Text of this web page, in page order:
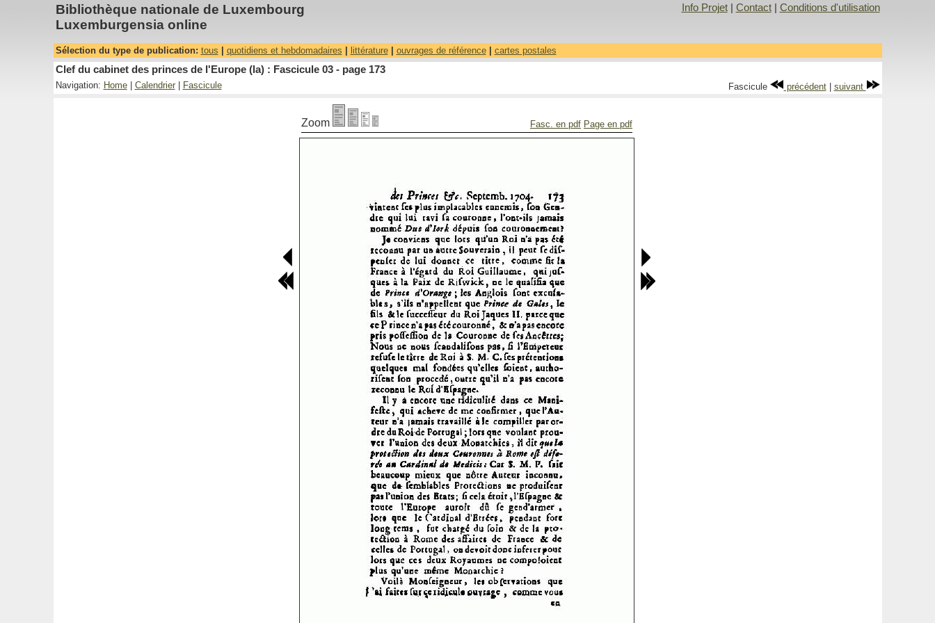
Bibliothèque nationale de Luxembourg
Luxemburgensia online
Info Projet| Contact| Conditions d'utilisation
Sélection du type de publication: tous quotidiens et hebdomadaires littérature| ouvrages de référence| cartes postales
Clef du cabinet des princes de l'Europe (la) : Fascicule 03 - page 173
Navigation: Home| Calendrier| Fascicule Fascicule précédent| suivant
Zoom Fasc. en pdf Page en pdf